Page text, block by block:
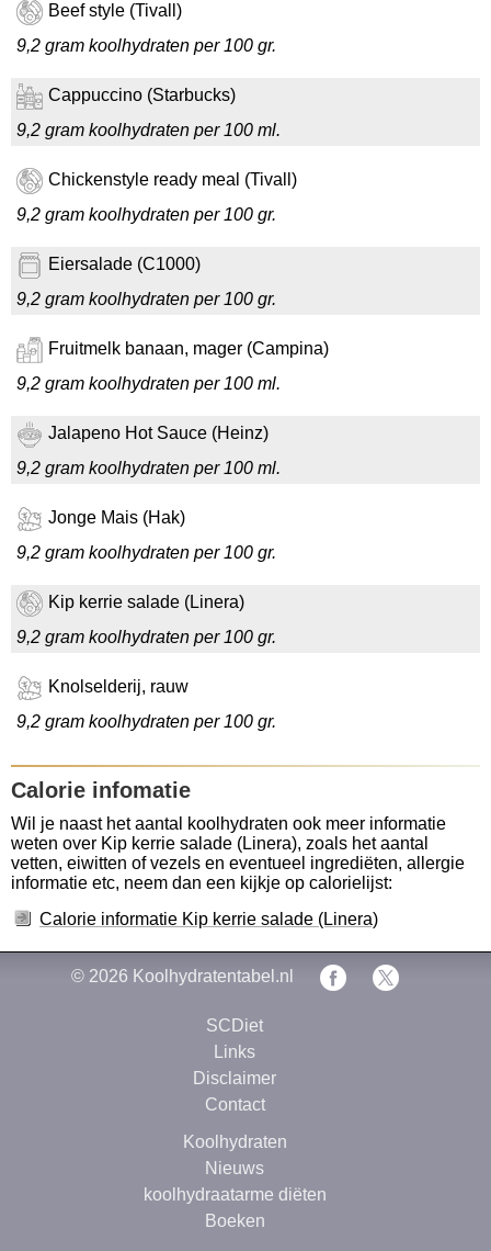
Beef style (Tivall)
9,2 gram koolhydraten per 100 gr.
Cappuccino (Starbucks)
9,2 gram koolhydraten per 100 ml.
Chickenstyle ready meal (Tivall)
9,2 gram koolhydraten per 100 gr.
Eiersalade (C1000)
9,2 gram koolhydraten per 100 gr.
Fruitmelk banaan, mager (Campina)
9,2 gram koolhydraten per 100 ml.
Jalapeno Hot Sauce (Heinz)
9,2 gram koolhydraten per 100 ml.
Jonge Mais (Hak)
9,2 gram koolhydraten per 100 gr.
Kip kerrie salade (Linera)
9,2 gram koolhydraten per 100 gr.
Knolselderij, rauw
9,2 gram koolhydraten per 100 gr.
Calorie infomatie
Wil je naast het aantal koolhydraten ook meer informatie
weten over Kip kerrie salade (Linera), zoals het aantal
vetten, eiwitten of vezels en eventueel ingrediëten, allergie
informatie etc, neem dan een kijkje op calorielijst:
Calorie informatie Kip kerrie salade (Linera)
© 2026 Koolhydratentabel.nl
SCDiet
Links
Disclaimer
Contact
Koolhydraten
Nieuws
koolhydraatarme diëten
Boeken